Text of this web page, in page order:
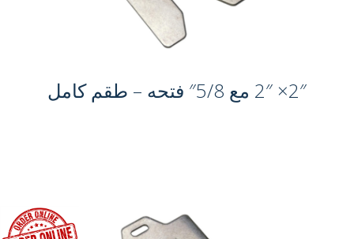
2″× 2″ مع 5/8″ فتحه – طقم كامل